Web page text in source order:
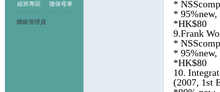
組班專區
徵保母車
聯絡管理員
*
*
*HK$80
9.Frank
*
*
*HK$80
10.
(2007, 1st